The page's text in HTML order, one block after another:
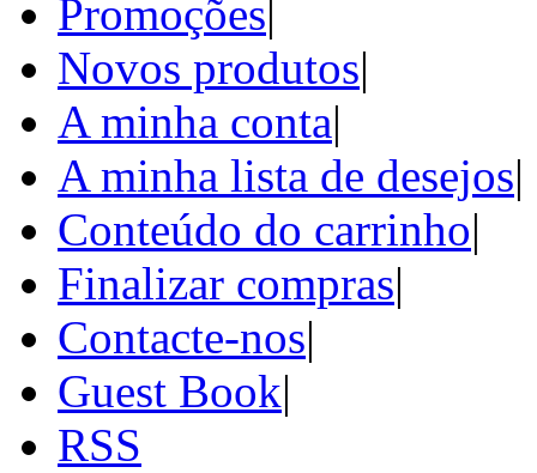
Promoções|
Novos produtos|
A minha conta|
A minha lista de desejos|
Conteúdo do carrinho|
Finalizar compras|
Contacte-nos|
Guest Book|
RSS